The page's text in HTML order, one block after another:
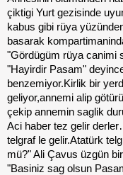
çiktigi Yurt gezisinde
kabus gibi rüya
basarak
"Gördügüm rüya canimi
"Hayirdir Pasam"
benzemiyor.Kirlik bir
geliyor,annemi alip
çekip annemin saglik
Aci haber tez gelir
telgraf le gelir.Atatürk
mü?" Ali Çavus üzgün
"Basiniz sag olsun